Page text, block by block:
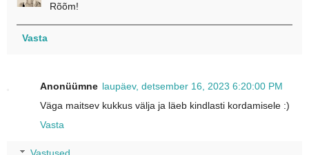
Rõõm!
Vasta
Anonüümne laupäev, detsember 16, 2023 6:20:00 PM
Väga maitsev kukkus välja ja läeb kindlasti kordamisele :)
Vasta